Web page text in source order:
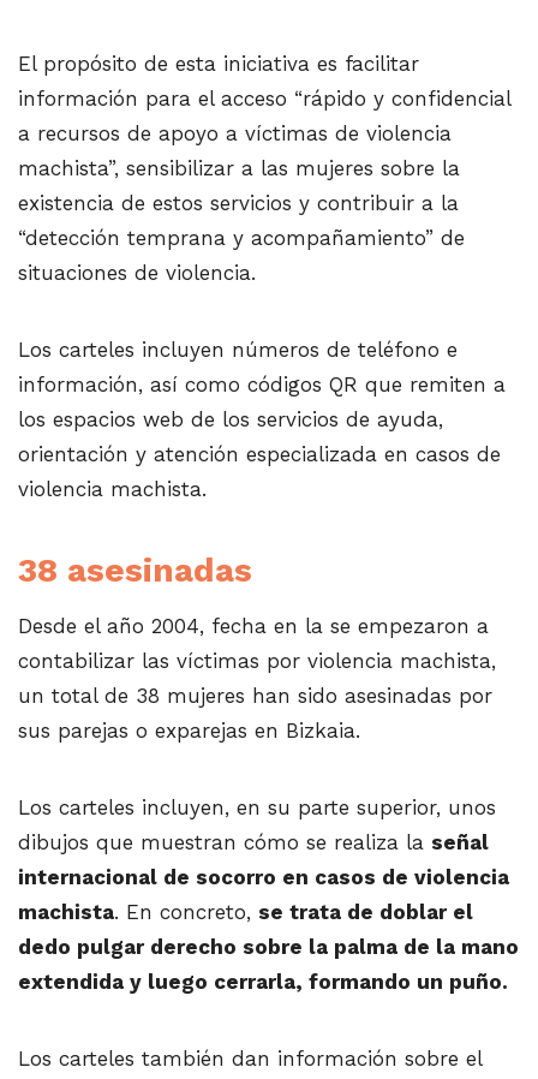
El propósito de esta iniciativa es facilitar
información para el acceso “rápido y confidencial
a recursos de apoyo a víctimas de violencia
machista”, sensibilizar a las mujeres sobre la
existencia de estos servicios y contribuir a la
“detección temprana y acompañamiento” de
situaciones de violencia.
Los carteles incluyen números de teléfono e
información, así como códigos QR que remiten a
los espacios web de los servicios de ayuda,
orientación y atención especializada en casos de
violencia machista.
38 asesinadas
Desde el año 2004, fecha en la se empezaron a
contabilizar las víctimas por violencia machista,
un total de 38 mujeres han sido asesinadas por
sus parejas o exparejas en Bizkaia.
Los carteles incluyen, en su parte superior, unos
dibujos que muestran cómo se realiza la señal
internacional de socorro en casos de violencia
machista. En concreto, se trata de doblar el
dedo pulgar derecho sobre la palma de la mano
extendida y luego cerrarla, formando un puño.
Los carteles también dan información sobre el